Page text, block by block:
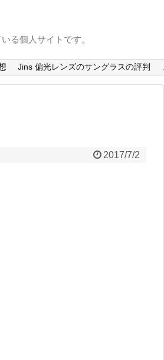
る個人サイトです。
Jins 偏光レンズのサングラスの評判
2017/7/2